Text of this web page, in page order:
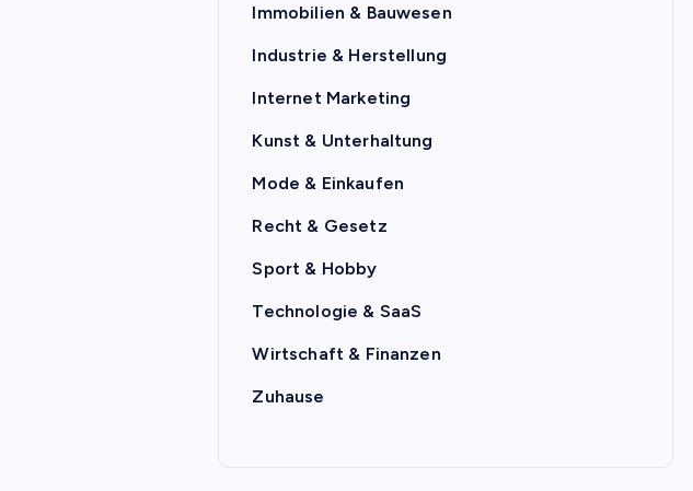
Immobilien & Bauwesen
Industrie & Herstellung
Internet Marketing
Kunst & Unterhaltung
Mode & Einkaufen
Recht & Gesetz
Sport & Hobby
Technologie & SaaS
Wirtschaft & Finanzen
Zuhause